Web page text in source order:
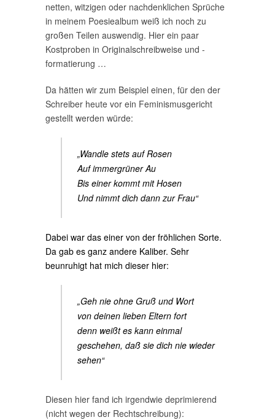
netten, witzigen oder nachdenklichen Sprüche
in meinem Poesiealbum weiß ich noch zu
großen Teilen auswendig. Hier ein paar
Kostproben in Originalschreibweise und -
formatierung …
Da hätten wir zum Beispiel einen, für den der
Schreiber heute vor ein Feminismusgericht
gestellt werden würde:
„Wandle stets auf Rosen
Auf immergrüner Au
Bis einer kommt mit Hosen
Und nimmt dich dann zur Frau“
Dabei war das einer von der fröhlichen Sorte.
Da gab es ganz andere Kaliber. Sehr
beunruhigt hat mich dieser hier:
„Geh nie ohne Gruß und Wort
von deinen lieben Eltern fort
denn weißt es kann einmal
geschehen, daß sie dich nie wieder
sehen“
Diesen hier fand ich irgendwie deprimierend
(nicht wegen der Rechtschreibung):